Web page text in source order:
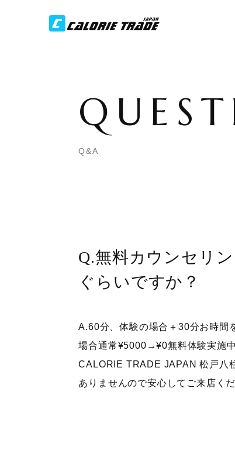
Q&A
Q.無料カウンセリ
ぐらいですか？
A.60分、体験の場合＋30分お時間
場合通常¥5000→¥0無料体験実施
CALORIE TRADE JAPAN 松戸八
ありませんので安心してご来店くだ